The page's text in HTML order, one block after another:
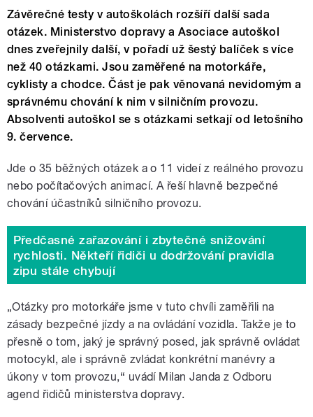
Závěrečné testy v autoškolách rozšíří další sada
otázek. Ministerstvo dopravy a Asociace autoškol
dnes zveřejnily další, v pořadí už šestý balíček s více
než 40 otázkami. Jsou zaměřené na motorkáře,
cyklisty a chodce. Část je pak věnovaná nevidomým a
správnému chování k nim v silničním provozu.
Absolventi autoškol se s otázkami setkají od letošního
9. července.
Jde o 35 běžných otázek a o 11 videí z reálného provozu
nebo počítačových animací. A řeší hlavně bezpečné
chování účastníků silničního provozu.
Předčasné zařazování i zbytečné snižování
rychlosti. Někteří řidiči u dodržování pravidla
zipu stále chybují
„Otázky pro motorkáře jsme v tuto chvíli zaměřili na
zásady bezpečné jízdy a na ovládání vozidla. Takže je to
přesně o tom, jaký je správný posed, jak správně ovládat
motocykl, ale i správně zvládat konkrétní manévry a
úkony v tom provozu,“ uvádí Milan Janda z Odboru
agend řidičů ministerstva dopravy.